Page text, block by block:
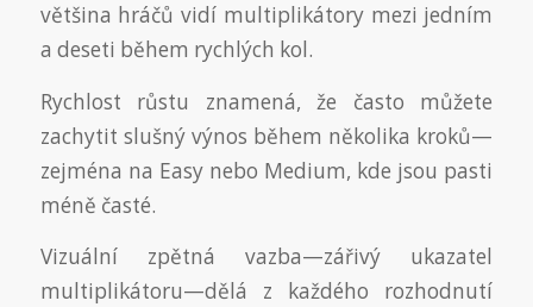
většina hráčů vidí multiplikátory mezi jedním
a deseti během rychlých kol.
Rychlost růstu znamená, že často můžete
zachytit slušný výnos během několika kroků—
zejména na Easy nebo Medium, kde jsou pasti
méně časté.
Vizuální zpětná vazba—zářivý ukazatel
multiplikátoru—dělá z každého rozhodnutí